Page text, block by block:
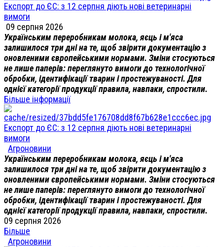
Експорт до ЄС: з 12 серпня діють нові ветеринарні
вимоги
09 серпня 2026
Українським переробникам молока, яєць і м'яса
залишилося три дні на те, щоб звірити документацію з
оновленими європейськими нормами. Зміни стосуються
не лише паперів: переглянуто вимоги до технологічної
обробки, ідентифікації тварин і простежуваності. Для
однієї категорії продукції правила, навпаки, спростили.
Більше інформації
Експорт до ЄС: з 12 серпня діють нові ветеринарні
вимоги
Агроновини
Українським переробникам молока, яєць і м'яса
залишилося три дні на те, щоб звірити документацію з
оновленими європейськими нормами. Зміни стосуються
не лише паперів: переглянуто вимоги до технологічної
обробки, ідентифікації тварин і простежуваності. Для
однієї категорії продукції правила, навпаки, спростили.
09 серпня 2026
Більше
Агроновини